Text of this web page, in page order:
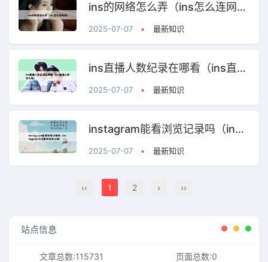
ins的网络怎么弄（ins怎么连网络）
2025-07-07 • 最新知识
ins直播人数纪录在哪看（ins直播人数怎么看）
2025-07-07 • 最新知识
instagram能看浏览记录吗（instagram可以看到访客记录）
2025-07-07 • 最新知识
‹‹ 1 2 › ››
站点信息
文章总数:115731 页面总数:0